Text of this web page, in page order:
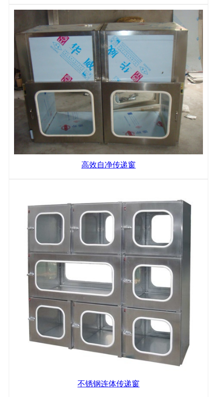
高效自净传递窗
不锈钢连体传递窗